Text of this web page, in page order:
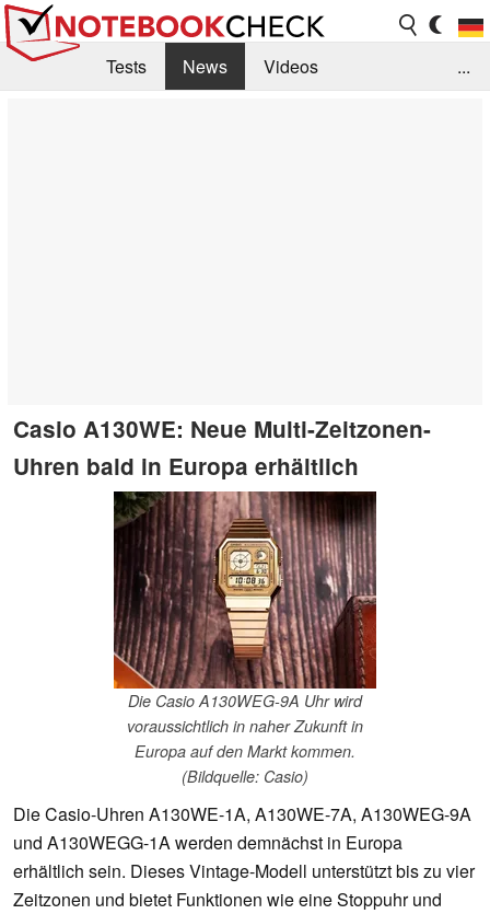
Tests News
Videos
...
Casio A130WE: Neue Multi-Zeitzonen-
Uhren bald in Europa erhältlich
Die Casio A130WEG-9A Uhr wird
voraussichtlich in naher Zukunft in
Europa auf den Markt kommen.
(Bildquelle: Casio)
Die Casio-Uhren A130WE-1A, A130WE-7A, A130WEG-9A
und A130WEGG-1A werden demnächst in Europa
erhältlich sein. Dieses Vintage-Modell unterstützt bis zu vier
Zeitzonen und bietet Funktionen wie eine Stoppuhr und